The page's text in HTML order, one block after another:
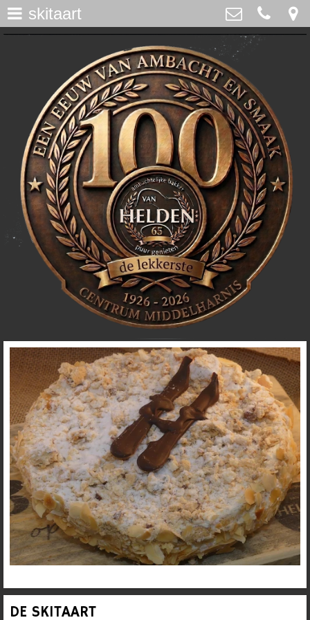
>
>
nieuws >
lunchroom >
de ijsspecialist >
flakkeecialiteiten >
skitaart >
webshop >
Bakker Van Helden
Westdijk 12, Middelharnis
0187-482065
info@bakkervanhelden.nl
skitaart
DE SKITAART